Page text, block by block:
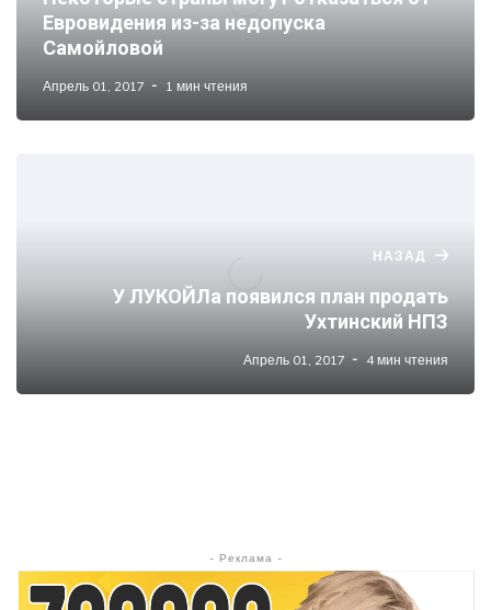
Евровидения из-за недопуска
Самойловой
Апрель 01, 2017 1 мин чтения
НАЗАД
У ЛУКОЙЛа появился план продать
Ухтинский НПЗ
Апрель 01, 2017 4 мин чтения
- Реклама -